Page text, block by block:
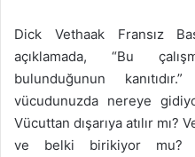
Dick Vethaak Fransız
açıklamada, “Bu
bulunduğunun
vücudunuzda nereye
Vücuttan dışarıya atılır
ve belki birikiyor mu?